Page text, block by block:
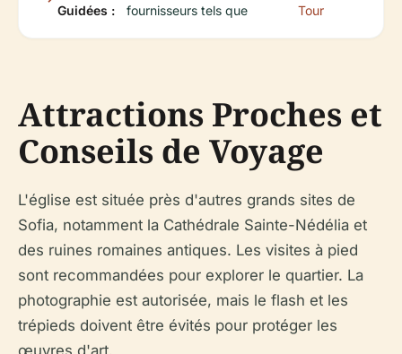
Guidées :
fournisseurs tels que
Tour
Attractions Proches et
Conseils de Voyage
L'église est située près d'autres grands sites de
Sofia, notamment la Cathédrale Sainte-Nédélia et
des ruines romaines antiques. Les visites à pied
sont recommandées pour explorer le quartier. La
photographie est autorisée, mais le flash et les
trépieds doivent être évités pour protéger les
œuvres d'art.